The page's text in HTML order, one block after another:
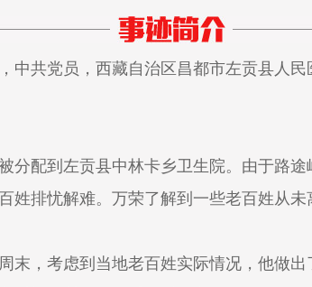
共党员，西藏自治区昌都市左贡县人民
配到左贡县中林卡乡卫生院。由于路途
姓排忧解难。万荣了解到一些老百姓从
，考虑到当地老百姓实际情况，他做